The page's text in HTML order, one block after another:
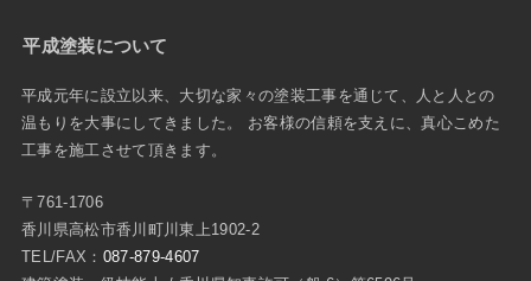
平成塗装について
平成元年に設立以来、大切な家々の塗装工事を通じて、人と人との
温もりを大事にしてきました。 お客様の信頼を支えに、真心こめた
工事を施工させて頂きます。
〒761-1706
香川県高松市香川町川東上1902-2
TEL/FAX： 087-879-4607